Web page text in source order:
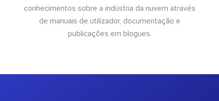
conhecimentos sobre a indústria da nuvem através
de manuais de utilizador, documentação e
publicações em blogues.